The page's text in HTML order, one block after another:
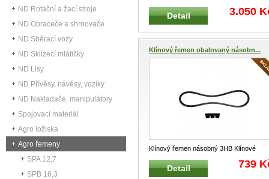
ND Rotační a žací stroje
ND Obraceče a shrnovače
ND Sběrací vozy
ND Sklízecí mlátičky
ND Lisy
ND Přívěsy, návěsy, vozíky
ND Nakladače, manipulátory
Spojovací materiál
Agro ložiska
Agro řemeny
SPA 12,7
SPB 16,3
11382 Klínové řemeny obecně
Detail 3.050
Klínový řemen obalovaný násobn...
Klínový řemen násobný 3HB Klínové
řemeny obecně přenáší kroutící mome
...
Detail 739